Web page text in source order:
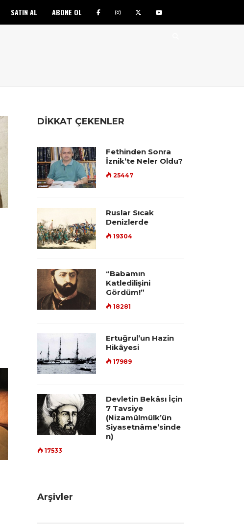
SATIN AL ABONE OL
DİKKAT ÇEKENLER
Fethinden Sonra
İznik’te Neler Oldu?
25447
Ruslar Sıcak
Denizlerde
19304
“Babamın
Katledilişini
Gördüm!”
18281
Ertuğrul’un Hazin
Hikâyesi
17989
Devletin Bekâsı İçin
7 Tavsiye
(Nizamülmülk’ün
Siyasetnâme’sinde
n)
17533
Arşivler